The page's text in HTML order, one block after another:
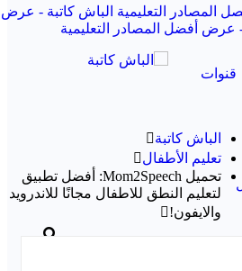
الباش كاتبة - عرض
عرض أفضل المصادر التعليمية
قنوات
الباش كاتبة
تعليم الأطفال
تحميل Mom2Speech: أفضل تطبيق
لتعليم النطق للاطفال مجانًا للاندرويد
والايفون!